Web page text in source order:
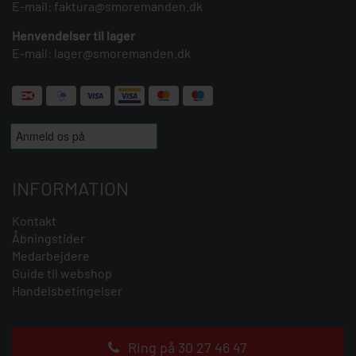
E-mail: faktura@smoremanden.dk
Henvendelser til lager
E-mail: lager@smoremanden.dk
INFORMATION
Kontakt
Åbningstider
Medarbejdere
Guide til webshop
Handelsbetingelser
Ring på 30 27 46 47